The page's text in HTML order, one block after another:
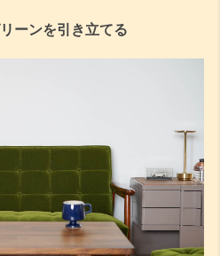
ーンを引き立てる